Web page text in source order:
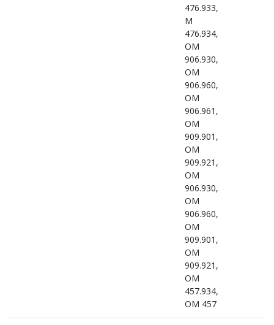
476.933,
M
476.934,
OM
906.930,
OM
906.960,
OM
906.961,
OM
909.901,
OM
909.921,
OM
906.930,
OM
906.960,
OM
909.901,
OM
909.921,
OM
457.934,
OM 457